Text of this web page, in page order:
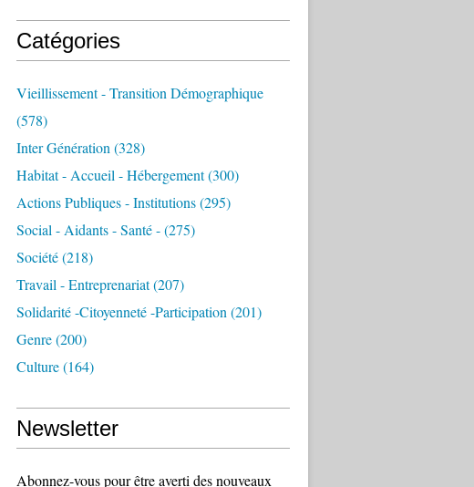
Catégories
Vieillissement - Transition Démographique
(578)
Inter Génération (328)
Habitat - Accueil - Hébergement(300)
Actions Publiques - Institutions(295)
Social - Aidants - Santé -(275)
Société(218)
Travail - Entreprenariat(207)
Solidarité -citoyenneté -participation (201)
Genre(200)
Culture(164)
Newsletter
Abonnez-vous pour être averti des nouveaux